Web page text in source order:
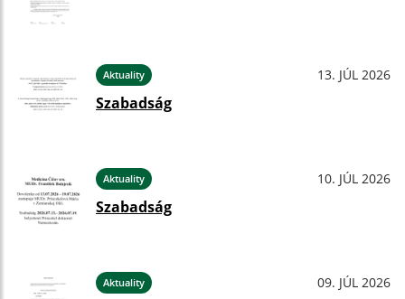
Aktuality 13. JÚL 2026
Szabadság
Aktuality 10. JÚL 2026
Szabadság
Aktuality 09. JÚL 2026